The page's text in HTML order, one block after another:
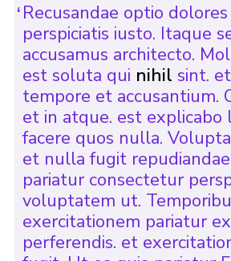
Recusandae optio
perspiciatis iusto. Itaque
accusamus architecto.
est soluta qui nihil sint.
tempore et accusantium.
et in atque. est explicabo
facere quos nulla.
et nulla fugit
pariatur consectetur
voluptatem ut.
exercitationem pariatur
perferendis. et